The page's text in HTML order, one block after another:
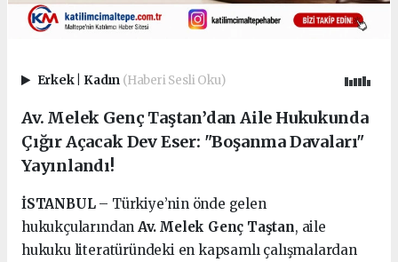
Erkek Kadın (Haberi Sesli Oku)
Av. Melek Genç Taştan’dan Aile Hukukunda
Çığır Açacak Dev Eser: "Boşanma Davaları"
Yayınlandı!
İSTANBUL– Türkiye’nin önde gelen
hukukçularından Av. Melek Genç Taştan, aile
hukuku literatüründeki en kapsamlı çalışmalardan